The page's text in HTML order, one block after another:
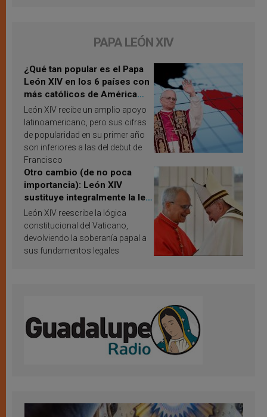
PAPA LEÓN XIV
¿Qué tan popular es el Papa
León XIV en los 6 países con
más católicos de América
Latina en 2026? Publican
resultados de investigación
León XIV recibe un amplio apoyo
latinoamericano, pero sus cifras
de popularidad en su primer año
son inferiores a las del debut de
Francisco
Otro cambio (de no poca
importancia): León XIV
sustituye integralmente la ley
vaticana de Papa Francisco
León XIV reescribe la lógica
constitucional del Vaticano,
devolviendo la soberanía papal a
sus fundamentos legales